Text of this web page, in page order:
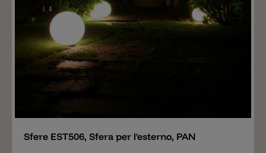
Sfere EST506, Sfera per l'esterno, PAN